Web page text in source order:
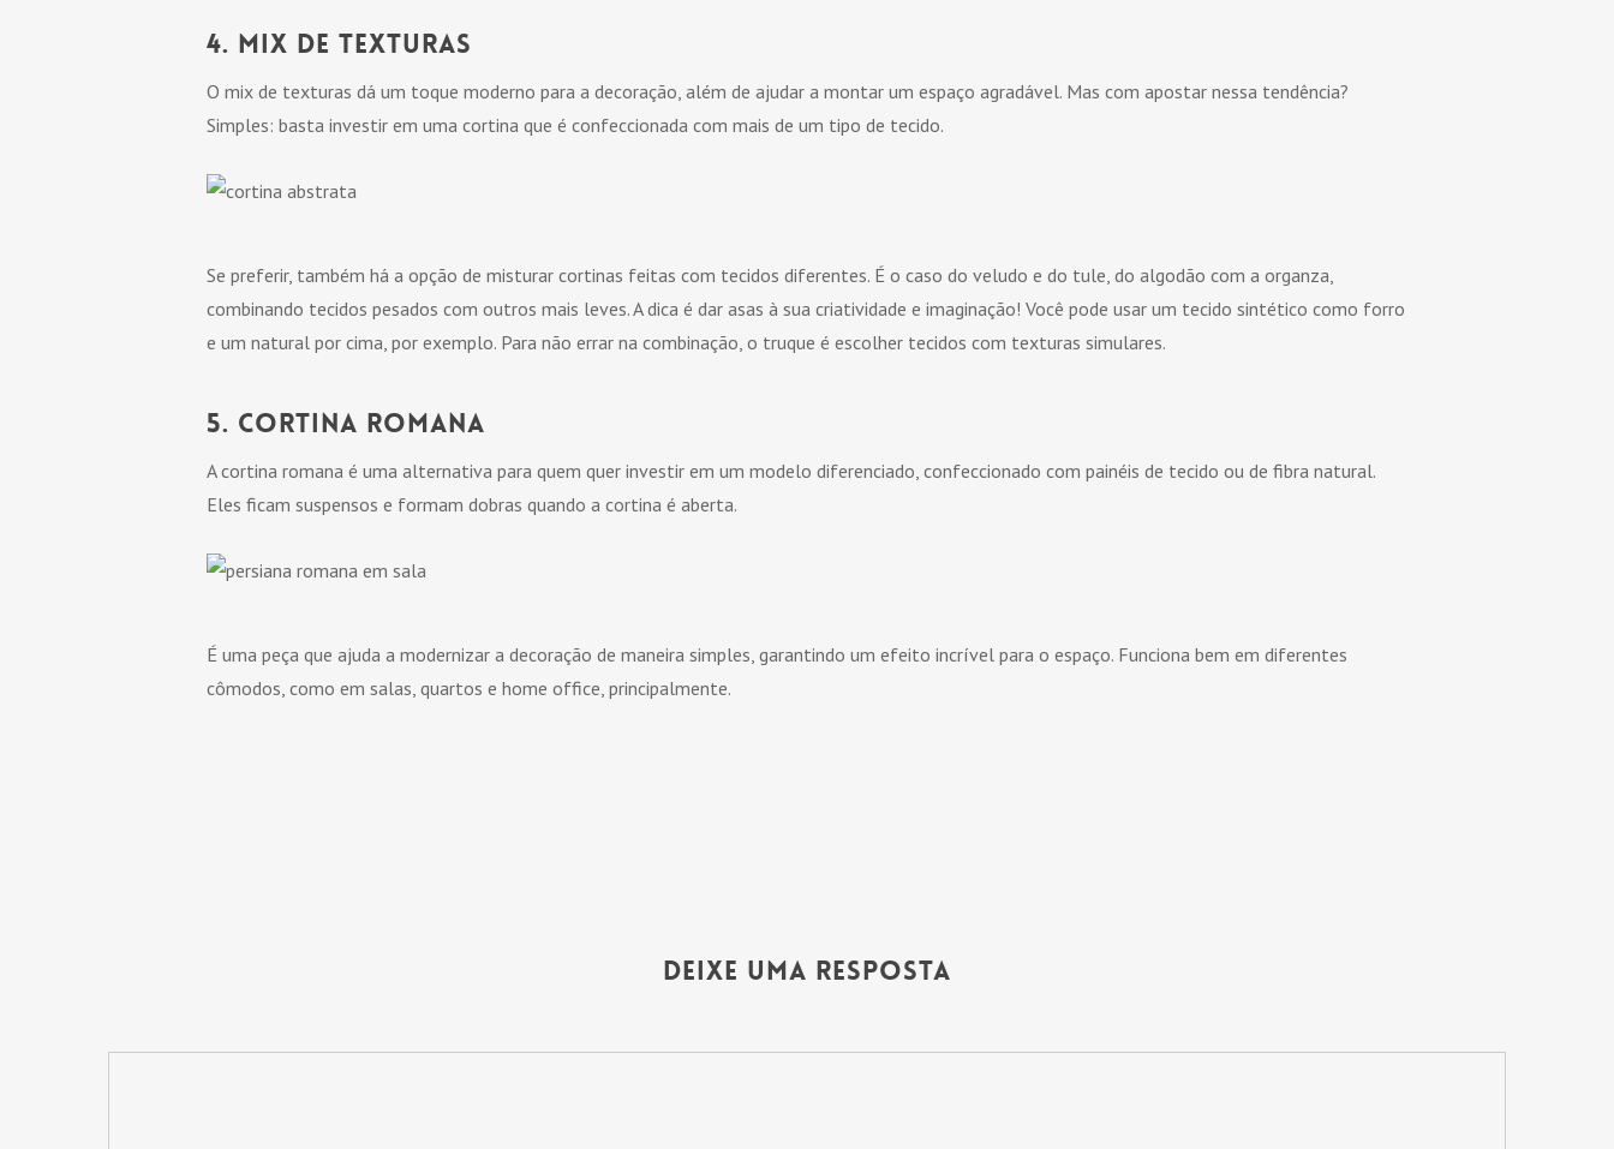
4. Mix de texturas
O mix de texturas dá um toque moderno para a decoração, além de ajudar a montar um espaço agradável. Mas com apostar nessa tendência?
Simples: basta investir em uma cortina que é confeccionada com mais de um tipo de tecido.
Se preferir, também há a opção de misturar cortinas feitas com tecidos diferentes. É o caso do veludo e do tule, do algodão com a organza,
combinando tecidos pesados com outros mais leves. A dica é dar asas à sua criatividade e imaginação! Você pode usar um tecido sintético como forro
e um natural por cima, por exemplo. Para não errar na combinação, o truque é escolher tecidos com texturas simulares.
5. Cortina romana
A cortina romana é uma alternativa para quem quer investir em um modelo diferenciado, confeccionado com painéis de tecido ou de fibra natural.
Eles ficam suspensos e formam dobras quando a cortina é aberta.
É uma peça que ajuda a modernizar a decoração de maneira simples, garantindo um efeito incrível para o espaço. Funciona bem em diferentes
cômodos, como em salas, quartos e home office, principalmente.
Deixe uma Resposta